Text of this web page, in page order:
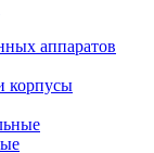
аппаратов
корпусы